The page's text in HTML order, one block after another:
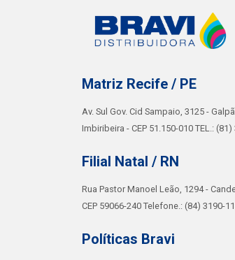
Matriz Recife / PE
Av. Sul Gov. Cid Sampaio, 3125 -
Imbiribeira - CEP 51.150-010 TEL.:
Filial Natal / RN
Rua Pastor Manoel Leão, 1294 -
CEP 59066-240 Telefone.: (84) 3190-
Políticas Bravi